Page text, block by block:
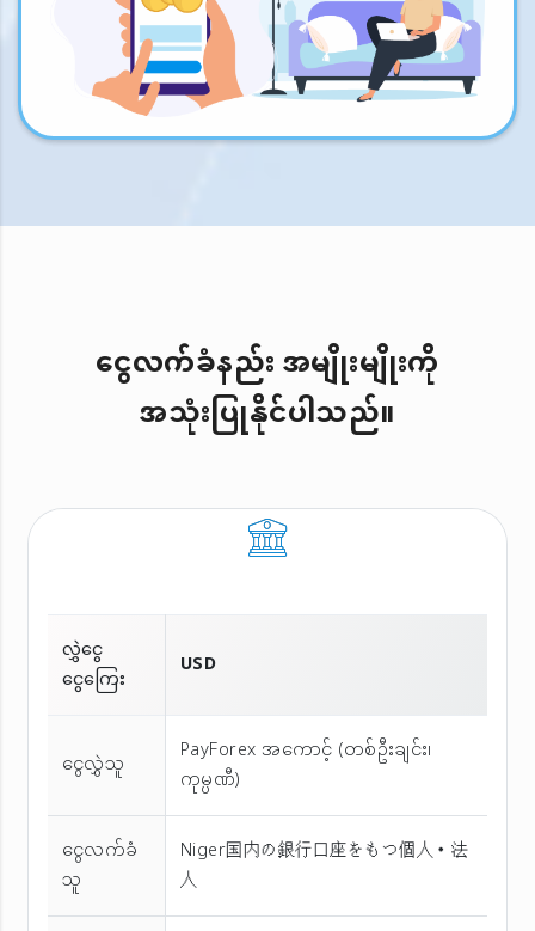
ငွေလက်ခံနည်း အမျိုးမျိုးကို
အသုံးပြုနိုင်ပါသည်။
လွှဲငွေ
ငွေကြေး
USD
ငွေလွှဲသူ
PayForex အကောင့် (တစ်ဦးချင်း၊
ကုမ္ပဏီ)
ငွေလက်ခံ
သူ
Niger国内の銀行口座をもつ個人・法
人